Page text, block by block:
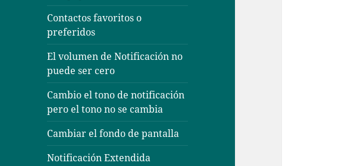
Contactos favoritos o
preferidos
El volumen de Notificación no
puede ser cero
Cambio el tono de notificación
pero el tono no se cambia
Cambiar el fondo de pantalla
Notificación Extendida